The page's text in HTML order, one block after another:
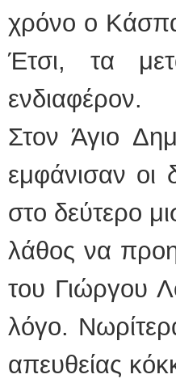
χρόνο ο
Έτσι, τα
ενδιαφέρον.
Στον Άγιο
εμφάνισαν οι
στο δεύτερο
λάθος να
του Γιώργου
λόγο.
απευθείας